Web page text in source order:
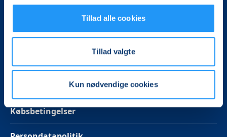
Tillad alle cookies
Tillad valgte
Kun nødvendige cookies
På kontoret
Ofte stillede spørgsmål
Købsbetingelser